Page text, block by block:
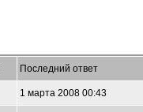
Последний ответ
1 марта 2008 00:43